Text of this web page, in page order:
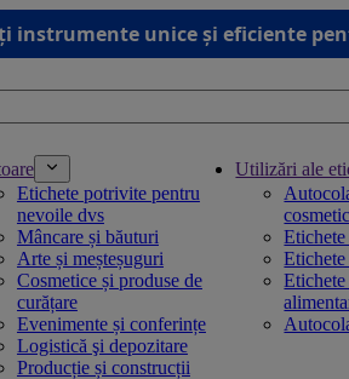
instrumente unice și eficiente
Etichete potrivite pentru
nevoile dvs
Mâncare și băuturi
Arte și meșteșuguri
Cosmetice și produse de
curățare
Evenimente și conferințe
Logistică şi depozitare
Producție și construcții
Utilizări ale